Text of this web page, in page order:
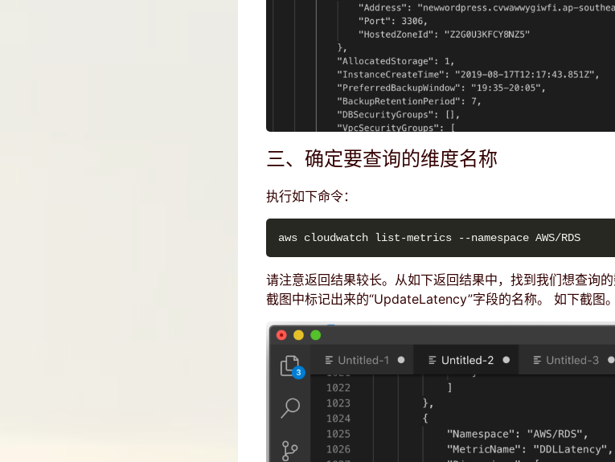
三、确定要查询的维度名称
执行如下命令：
请注意返回结果较长。从如下返回结果中，找到我们想查询
截图中标记出来的“UpdateLatency”字段的名称。 如下截图。